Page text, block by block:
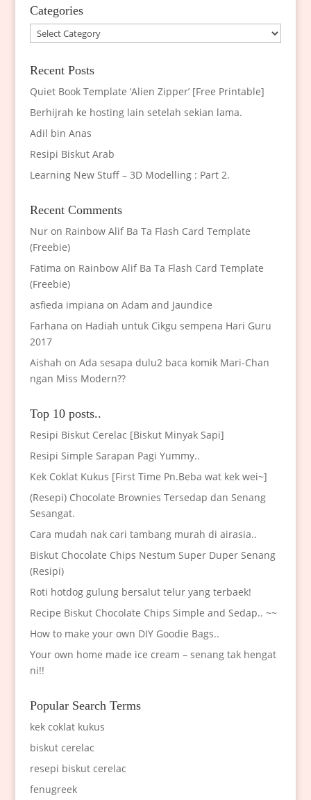
Categories
Categories
Recent Posts
Quiet Book Template ‘Alien Zipper’ [Free Printable]
Berhijrah ke hosting lain setelah sekian lama.
Adil bin Anas
Resipi Biskut Arab
Learning New Stuff – 3D Modelling : Part 2.
Recent Comments
Nuron Rainbow Alif Ba Ta Flash Card Template
(Freebie)
Fatima on Rainbow Alif Ba Ta Flash Card Template
(Freebie)
asfieda impiana on Adam and Jaundice
Farhana on Hadiah untuk Cikgu sempena Hari Guru
2017
Aishah on Ada sesapa dulu2 baca komik Mari-Chan
ngan Miss Modern??
Top 10 posts..
Resipi Biskut Cerelac [Biskut Minyak Sapi]
Resipi Simple Sarapan Pagi Yummy..
Kek Coklat Kukus [First Time Pn.Beba wat kek wei~]
(Resepi) Chocolate Brownies Tersedap dan Senang
Sesangat.
Cara mudah nak cari tambang murah di airasia..
Biskut Chocolate Chips Nestum Super Duper Senang
(Resipi)
Roti hotdog gulung bersalut telur yang terbaek!
Recipe Biskut Chocolate Chips Simple and Sedap.. ~~
How to make your own DIY Goodie Bags..
Your own home made ice cream – senang tak hengat
ni!!
Popular Search Terms
kek coklat kukus
biskut cerelac
resepi biskut cerelac
fenugreek